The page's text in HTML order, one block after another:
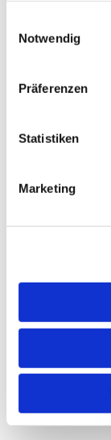
Notwendig
Präferenzen
Statistiken
Marketing